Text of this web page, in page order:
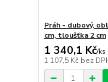
Práh - dubový,
cm, tloušťka 2 cm
1 340,1 Kč/ks
1 107,5 Kč bez